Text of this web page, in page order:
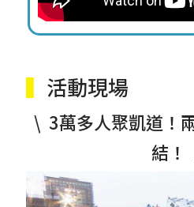
▍ 活動現場
\ 3萬多人聚凱道！
結